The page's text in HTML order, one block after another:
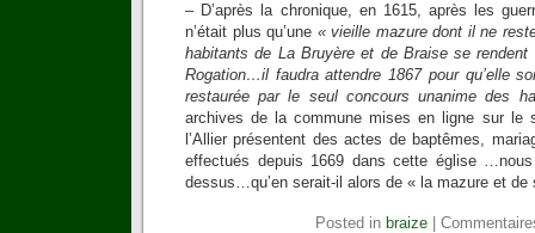
– D’après la chronique, en 1615, après les
n’était plus qu’une « vieille mazure dont il ne
habitants de La Bruyère et de Braise se
Rogation…il faudra attendre 1867 pour qu’elle
restaurée par le seul concours unanime des
archives de la commune mises en ligne sur le
l’Allier présentent des actes de baptêmes,
effectués depuis 1669 dans cette église
dessus…qu’en serait-il alors de « la mazure et de
Posted in braize|